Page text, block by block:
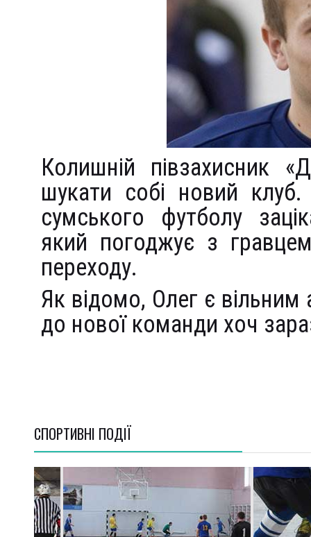
Колишній півзахисник
шукати собі новий клуб.
сумського футболу
який погоджує з
переходу.
Як відомо, Олег є
до нової команди хоч
СПОРТИВНI ПОДІЇ